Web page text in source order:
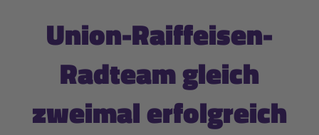
Union-Raiffeisen-
Radteam gleich
zweimal erfolgreich